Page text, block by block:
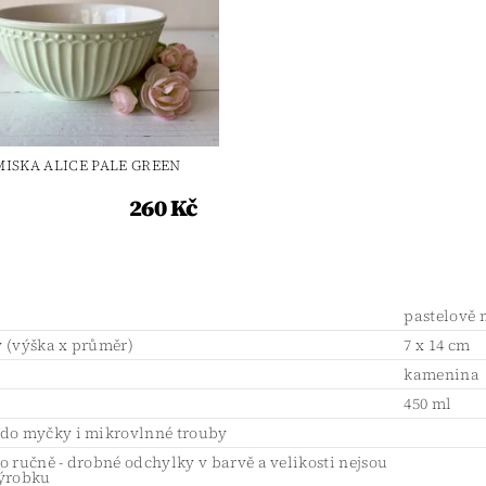
ALICE PALE GREEN
260 Kč
pastelově
(výška x průměr)
7 x 14 cm
kamenina
450 ml
myčky i mikrovlnné trouby
ručně - drobné odchylky v barvě a velikosti nejsou